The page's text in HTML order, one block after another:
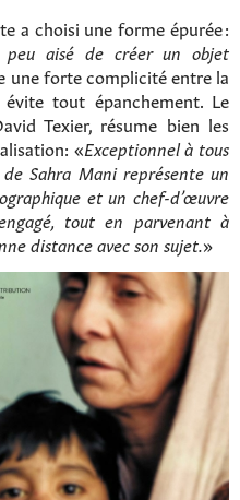
a choisi une forme épurée :
aisé de créer un objet
une forte complicité entre la
tout épanchement. Le
Texier, résume bien les
«Exceptionnel à tous
Sahra Mani représente un
et un chef-d’œuvre
tout en parvenant à
distance avec son sujet. »